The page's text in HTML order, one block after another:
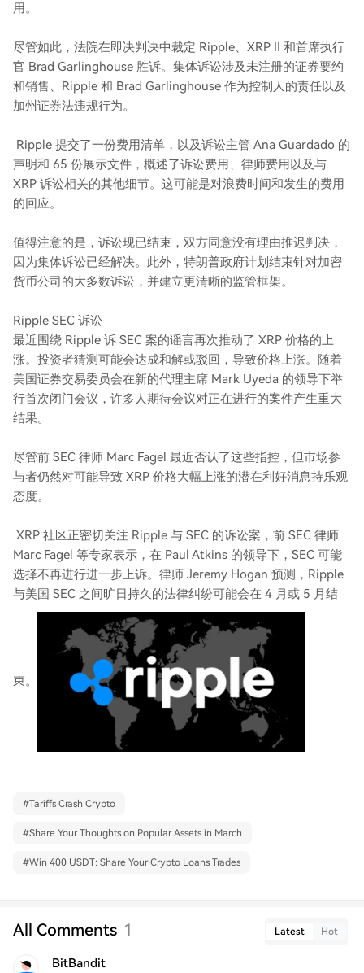
用。
尽管如此，法院在即决判决中裁定 Ripple、XRP II 和首席执行
官 Brad Garlinghouse 胜诉。集体诉讼涉及未注册的证券要约
和销售、Ripple 和 Brad Garlinghouse 作为控制人的责任以及
加州证券法违规行为。
Ripple 提交了一份费用清单，以及诉讼主管 Ana Guardado 的
声明和 65 份展示文件，概述了诉讼费用、律师费用以及与
XRP 诉讼相关的其他细节。这可能是对浪费时间和发生的费用
的回应。
值得注意的是，诉讼现已结束，双方同意没有理由推迟判决，
因为集体诉讼已经解决。此外，特朗普政府计划结束针对加密
货币公司的大多数诉讼，并建立更清晰的监管框架。
Ripple SEC 诉讼
最近围绕 Ripple 诉 SEC 案的谣言再次推动了 XRP 价格的上
涨。投资者猜测可能会达成和解或驳回，导致价格上涨。随着
美国证券交易委员会在新的代理主席 Mark Uyeda 的领导下举
行首次闭门会议，许多人期待会议对正在进行的案件产生重大
结果。
尽管前 SEC 律师 Marc Fagel 最近否认了这些指控，但市场参
与者仍然对可能导致 XRP 价格大幅上涨的潜在利好消息持乐观
态度。
XRP 社区正密切关注 Ripple 与 SEC 的诉讼案，前 SEC 律师
Marc Fagel 等专家表示，在 Paul Atkins 的领导下，SEC 可能
选择不再进行进一步上诉。律师 Jeremy Hogan 预测，Ripple
与美国 SEC 之间旷日持久的法律纠纷可能会在 4 月或 5 月结
束。
#Tariffs Crash Crypto
#Share Your Thoughts on Popular Assets in March
#Win 400 USDT: Share Your Crypto Loans Trades
All Comments 1 Latest Hot
BitBandit